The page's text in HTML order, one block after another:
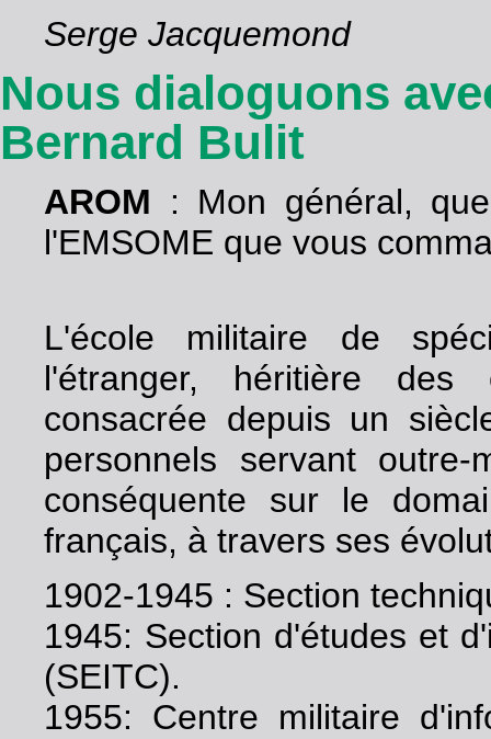
Serge Jacquemond
Nous dialoguons
Bernard Bulit
AROM : Mon général,
l'EMSOME que vous
L'école militaire de
l'étranger, héritière des
consacrée depuis un
personnels servant
conséquente sur le
français, à travers ses
1902-1945 : Section
1945: Section d'études et
(SEITC).
1955: Centre militaire